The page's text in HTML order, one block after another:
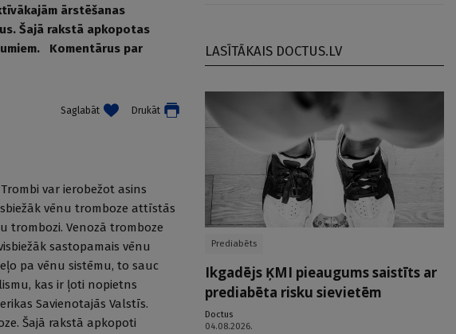
ārstēšanas
Šajā rakstā apkopotas
Komentārus par
Saglabāt Drukāt
var ierobežot asins
vēnu tromboze attīstās
trombozi. Venozā tromboze
sastopamais vēnu
pa vēnu sistēmu, to sauc
kas ir ļoti nopietns
Savienotajās Valstīs.
Šajā rakstā apkopoti
LASĪTĀKAIS DOCTUS.LV
Prediabēts
Ikgadējs ĶMI pieaugums saistīts ar
prediabēta risku sievietēm
Doctus
04.08.2026.